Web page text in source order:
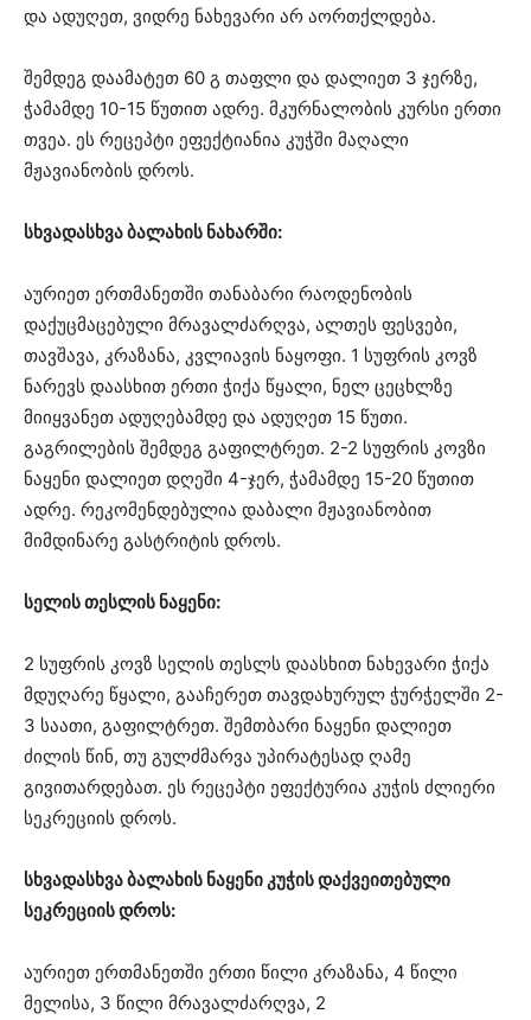
და ადუღეთ, ვიდრე ნახევარი არ აორთქლდება.
შემდეგ დაამატეთ 60 გ თაფლი და დალიეთ 3 ჯერზე,
ჭამამდე 10-15 წუთით ადრე. მკურნალობის კურსი ერთი
თვეა. ეს რეცეპტი ეფექტიანია კუჭში მაღალი
მჟავიანობის დროს.
სხვადასხვა ბალახის ნახარში:
აურიეთ ერთმანეთში თანაბარი რაოდენობის
დაქუცმაცებული მრავალძარღვა, ალთეს ფესვები,
თავშავა, კრაზანა, კვლიავის ნაყოფი. 1 სუფრის კოვზ
ნარევს დაასხით ერთი ჭიქა წყალი, ნელ ცეცხლზე
მიიყვანეთ ადუღებამდე და ადუღეთ 15 წუთი.
გაგრილების შემდეგ გაფილტრეთ. 2-2 სუფრის კოვზი
ნაყენი დალიეთ დღეში 4-ჯერ, ჭამამდე 15-20 წუთით
ადრე. რეკომენდებულია დაბალი მჟავიანობით
მიმდინარე გასტრიტის დროს.
სელის თესლის ნაყენი:
2 სუფრის კოვზ სელის თესლს დაასხით ნახევარი ჭიქა
მდუღარე წყალი, გააჩერეთ თავდახურულ ჭურჭელში 2-
3 საათი, გაფილტრეთ. შემთბარი ნაყენი დალიეთ
ძილის წინ, თუ გულძმარვა უპირატესად ღამე
გივითარდებათ. ეს რეცეპტი ეფექტურია კუჭის ძლიერი
სეკრეციის დროს.
სხვადასხვა ბალახის ნაყენი კუჭის დაქვეითებული
სეკრეციის დროს:
აურიეთ ერთმანეთში ერთი წილი კრაზანა, 4 წილი
მელისა, 3 წილი მრავალძარღვა, 2